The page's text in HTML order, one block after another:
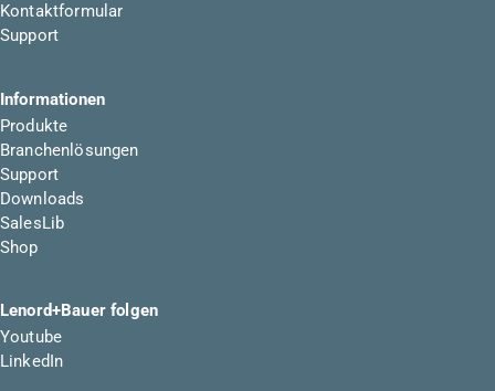
Kontaktformular
Support
Informationen
Produkte
Branchenlösungen
Support
Downloads
SalesLib
Shop
Lenord+Bauer folgen
Youtube
LinkedIn